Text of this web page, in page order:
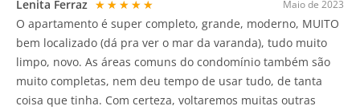
Maio de 2023
Lenita Ferraz ★★★★★
O apartamento é super completo, grande, moderno, MUITO
bem localizado (dá pra ver o mar da varanda), tudo muito
limpo, novo. As áreas comuns do condomínio também são
muito completas, nem deu tempo de usar tudo, de tanta
coisa que tinha. Com certeza, voltaremos muitas outras